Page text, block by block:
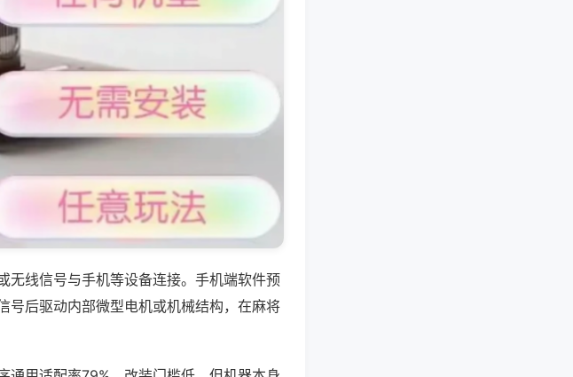
无线信号与手机等设备连接。手机端软件预
号后驱动内部微型电机或机械结构，在麻将